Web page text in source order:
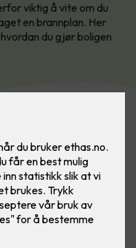
viktig å vite om du
en brannplan. Her
du gjør boligen